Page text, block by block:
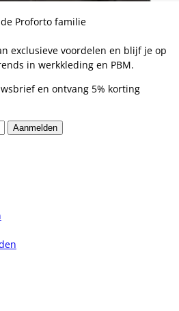
Proforto familie
exclusieve voordelen en blijf je op
in werkkleding en PBM.
en ontvang 5% korting